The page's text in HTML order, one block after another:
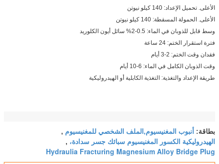
الأعلى. تحميل الإعداد: 140 كيلو نيوتن
الأعلى. الحمولة المسقطة: 140 كيلو نيوتن
وسط قابل للذوبان في الماء: 0.5-2% سائل أيون الكلوريد
فترة استقرار الختم: 24 ساعة
فقدان وقت الختم: 2-3 أيام
وقت الذوبان الكامل في الماء: 6-10 أيام
طريقة الإعداد والتغذية: التغذية الكابلية أو الهيدروليكية
بطاقة: أنبوب المغنيسيوم,الملف الشخصي للمغنيسيوم ,
الهيدروليكية الكسور المغنيسيوم سبائك جسر سدادة، ,
Hydraulia Fracturing Magnesium Alloy Bridge Plug